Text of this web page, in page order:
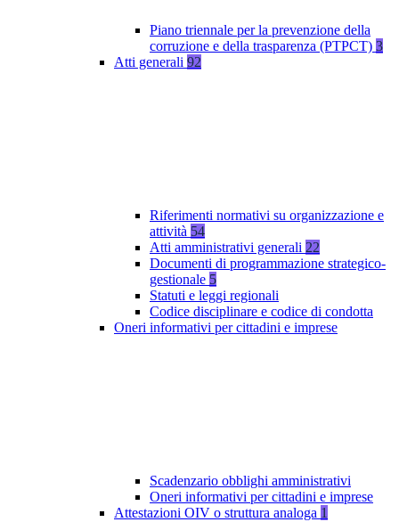
Piano triennale per la prevenzione della
corruzione e della trasparenza (PTPCT) 3
Atti generali 92
Riferimenti normativi su organizzazione e
attività 54
Atti amministrativi generali 22
Documenti di programmazione strategico-
gestionale 5
Statuti e leggi regionali
Codice disciplinare e codice di condotta
Oneri informativi per cittadini e imprese
Scadenzario obblighi amministrativi
Oneri informativi per cittadini e imprese
Attestazioni OIV o struttura analoga 1